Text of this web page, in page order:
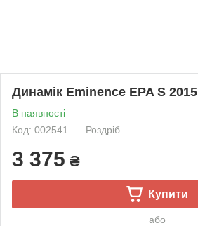
Динамік Eminence EPA S 2015
В наявності
Код: 002541
Роздріб
3 375 ₴
Купити
або